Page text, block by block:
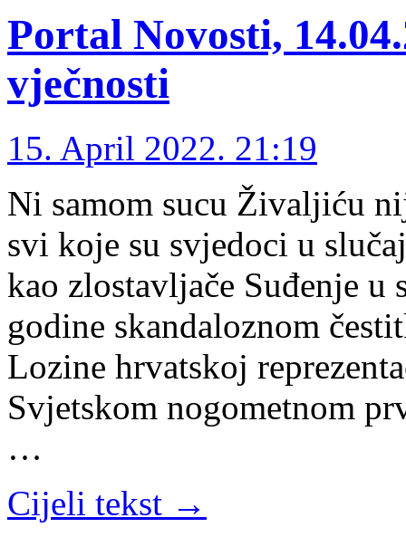
Portal Novosti,
vječnosti
15. April 2022. 21:19
Ni samom sucu Živaljiću
svi koje su svjedoci u
kao zlostavljače Suđenje u
godine skandaloznom
Lozine hrvatskoj
Svjetskom nogometnom
…
Cijeli tekst →